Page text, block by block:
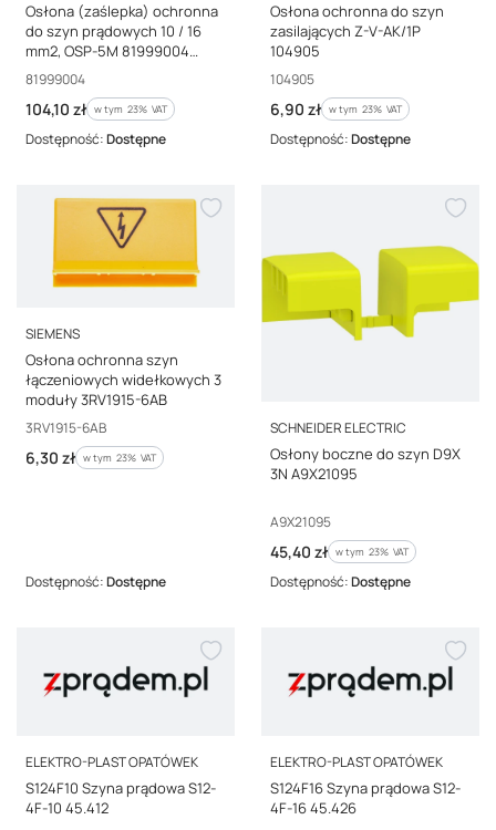
Osłona (zaślepka) ochronna
do szyn prądowych 10 / 16
mm2, OSP-5M 81999004
/10szt./
Kod producenta
81999004
Cena brutto
104,10 zł w tym %s VAT
w tym 23% VAT
Dostępność:Dostępne
Osłona ochronna do szyn
zasilających Z-V-AK/1P
104905
Kod producenta
104905
Cena brutto
6,90 zł w tym %s VAT
w tym 23% VAT
Dostępność:Dostępne
PRODUCENT
SIEMENS
Osłona ochronna szyn
łączeniowych widełkowych 3
moduły 3RV1915-6AB
Kod producenta
3RV1915-6AB
Cena brutto
6,30 zł w tym %s VAT
w tym 23% VAT
Dostępność:Dostępne
PRODUCENT
SCHNEIDER ELECTRIC
Osłony boczne do szyn D9X
3N A9X21095
Kod producenta
A9X21095
Cena brutto
45,40 zł w tym %s VAT
w tym 23% VAT
Dostępność:Dostępne
PRODUCENT
ELEKTRO-PLAST OPATÓWEK
S124F10 Szyna prądowa S12-
4F-10 45.412
PRODUCENT
ELEKTRO-PLAST OPATÓWEK
S124F16 Szyna prądowa S12-
4F-16 45.426